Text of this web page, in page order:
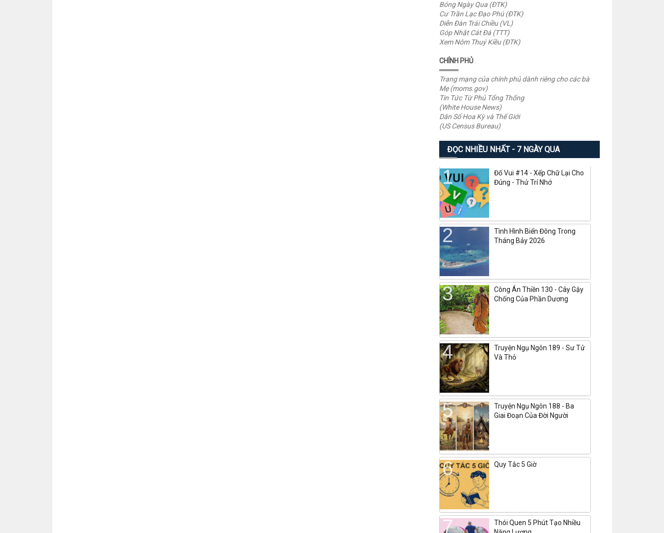
Bóng Ngày Qua (ĐTK)
Cư Trần Lạc Đạo Phú (ĐTK)
Diễn Đàn Trái Chiều (VL)
Góp Nhặt Cát Đá (TTT)
Xem Nôm Thuý Kiều (ĐTK)
CHÍNH PHỦ
Trang mạng của chính phủ dành riêng cho các bà
Mẹ (moms.gov)
Tin Tức Từ Phủ Tổng Thống
(White House News)
Dân Số Hoa Kỳ và Thế Giới
(US Census Bureau)
ĐỌC NHIỀU NHẤT - 7 NGÀY QUA
Đố Vui #14 - Xếp Chữ Lại Cho
Đúng - Thử Trí Nhớ
Tình Hình Biển Đông Trong
Tháng Bảy 2026
Công Án Thiền 130 - Cây Gậy
Chống Của Phần Dương
Truyện Ngụ Ngôn 189 - Sư Tử
Và Thỏ
Truyện Ngụ Ngôn 188 - Ba
Giai Đoạn Của Đời Người
Quy Tắc 5 Giờ
Thói Quen 5 Phút Tạo Nhiều